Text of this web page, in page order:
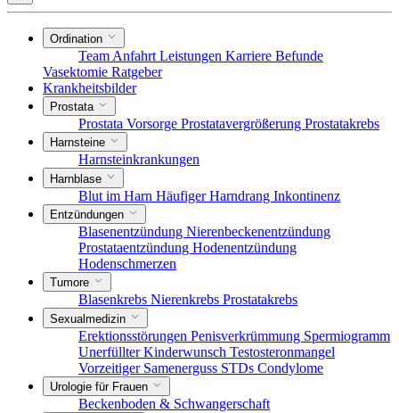
Ordination
Team Anfahrt Leistungen Karriere Befunde
Vasektomie Ratgeber
Krankheitsbilder
Prostata
Prostata Vorsorge Prostatavergrößerung Prostatakrebs
Harnsteine
Harnsteinkrankungen
Harnblase
Blut im Harn Häufiger Harndrang Inkontinenz
Entzündungen
Blasenentzündung Nierenbeckenentzündung
Prostataentzündung Hodenentzündung
Hodenschmerzen
Tumore
Blasenkrebs Nierenkrebs Prostatakrebs
Sexualmedizin
Erektionsstörungen Penisverkrümmung Spermiogramm
Unerfüllter Kinderwunsch Testosteronmangel
Vorzeitiger Samenerguss STDs Condylome
Urologie für Frauen
Beckenboden & Schwangerschaft